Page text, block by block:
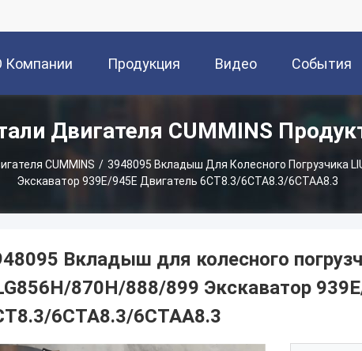
Компании Продукция Видео События
Двигателя CUMMINS
CUMMINS / 3948095 Вкладыш Для Колесного Погрузчика
Экскаватор 939E/945E Двигатель 6CT8.3/6CTA8.3/6CTAA8.3
Вкладыш для колесного
870H/888/899 Экскаватор
6CTA8.3/6CTAA8.3